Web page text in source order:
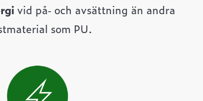
vid på‑ och avsättning än andra
som PU.